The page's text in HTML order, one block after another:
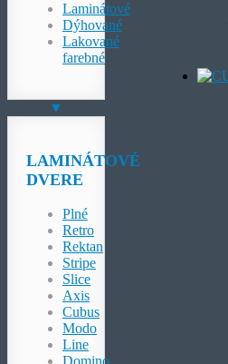
Laminátové
Dýhované
Lakované
farebné
▼
LAMINÁTOVÉ
DVERE
Plné
Retro
Rektan
Stripe
Slice
Axis
Cubus
Modo
Line